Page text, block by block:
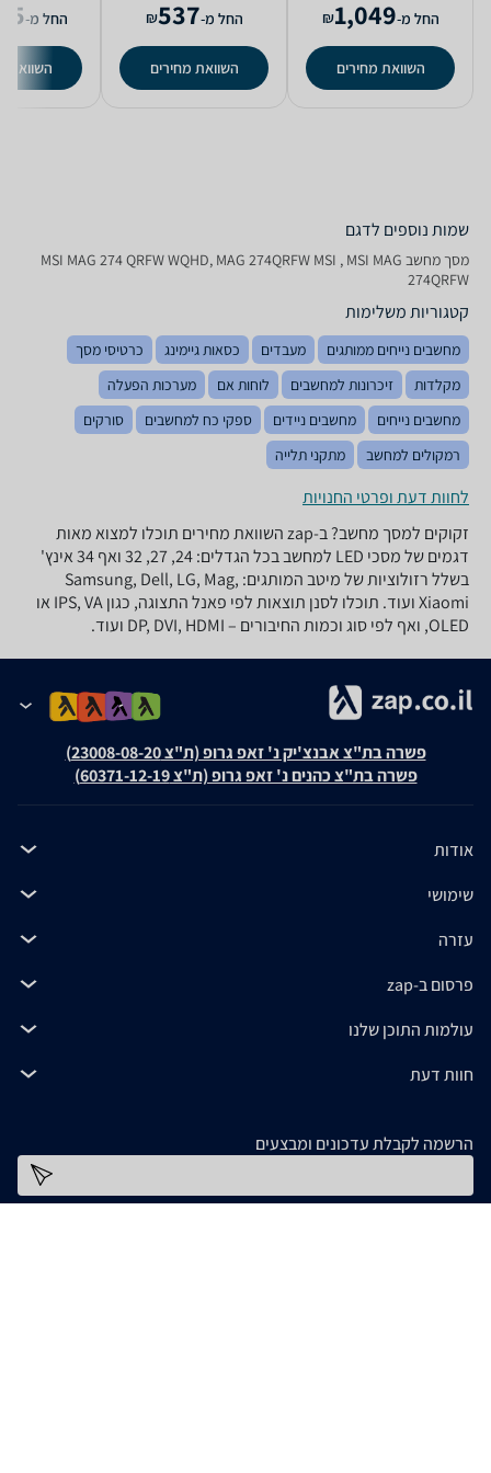
החל מ-1,049
₪
השוואת מחירים
החל מ-537
₪
השוואת מחירים
החל מ-
השוואת
שמות נוספים לדגם
מסך מחשב MSI MAG 274 QRFW WQHD, MAG 274QRFW MSI , MSI MAG
274QRFW
קטגוריות משלימות
מחשבים נייחים ממותגים מעבדים כסאות גיימינג
כרטיסי מסך
מקלדות
זיכרונות למחשבים לוחות אם
מערכות הפעלה
מחשבים נייחים
מחשבים ניידים ספקי כח למחשבים
סורקים
רמקולים למחשב
מתקני תלייה
לחוות דעת ופרטי החנויות
זקוקים למסך מחשב? ב-zap השוואת מחירים תוכלו למצוא מאות
דגמים של מסכי LED למחשב בכל הגדלים: 24, 27, 32 ואף 34 אינץ'
בשלל רזולוציות של מיטב המותגים: Samsung, Dell, LG, Mag,
Xiaomi ועוד. תוכלו לסנן תוצאות לפי פאנל התצוגה, כגון IPS, VA או
OLED, ואף לפי סוג וכמות החיבורים – DP, DVI, HDMI ועוד.
פשרה בת"צ אבנצ'יק נ' זאפ גרופ (ת"צ 23008-08-20)
פשרה בת"צ כהנים נ' זאפ גרופ (ת"צ 60371-12-19)
אודות
שימושי
עזרה
פרסום ב-zap
עולמות התוכן שלנו
חוות דעת
הרשמה לקבלת עדכונים ומבצעים